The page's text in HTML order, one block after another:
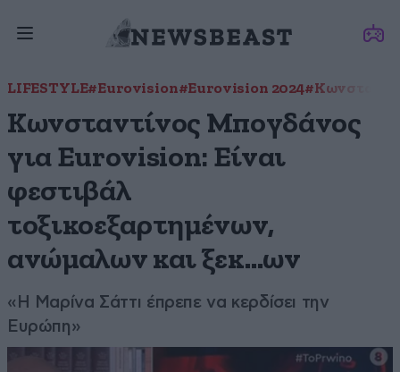
LIFESTYLE#Eurovision#Eurovision 2024
Κωνσταντίνος Μπογδάνος
για Eurovision: Είναι
φεστιβάλ
τοξικοεξαρτημένων,
ανώμαλων και ξεκ…ων
«Η Μαρίνα Σάττι έπρεπε να κερδίσει την
Ευρώπη»